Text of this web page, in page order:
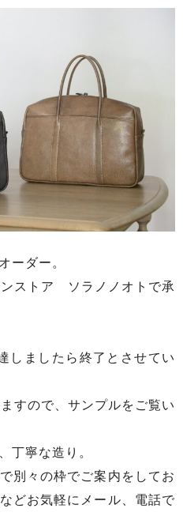
ーダー。
ストア ソラノノオトで承
しましたら終了とさせてい
すので、サンプルをご覧い
丁寧な造り。
別々の枠でご案内をしてお
どお気軽にメール、電話で